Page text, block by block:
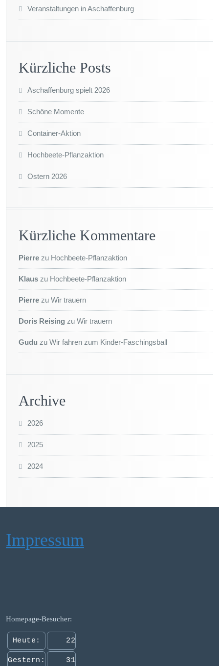
Veranstaltungen in Aschaffenburg
Kürzliche Posts
Aschaffenburg spielt 2026
Schöne Momente
Container-Aktion
Hochbeete-Pflanzaktion
Ostern 2026
Kürzliche Kommentare
Pierre zu Hochbeete-Pflanzaktion
Klaus zu Hochbeete-Pflanzaktion
Pierre zu Wir trauern
Doris Reising zu Wir trauern
Gudu zu Wir fahren zum Kinder-Faschingsball
Archive
2026
2025
2024
Impressum
Homepage-Besucher:
Heute: 22
Gestern: 31